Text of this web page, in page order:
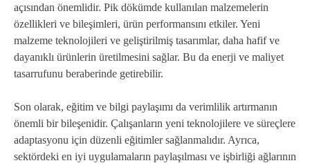
açısından önemlidir. Pik dökümde kullanılan malzemelerin
özellikleri ve bileşimleri, ürün performansını etkiler. Yeni
malzeme teknolojileri ve geliştirilmiş tasarımlar, daha hafif ve
dayanıklı ürünlerin üretilmesini sağlar. Bu da enerji ve maliyet
tasarrufunu beraberinde getirebilir.
Son olarak, eğitim ve bilgi paylaşımı da verimlilik artırmanın
önemli bir bileşenidir. Çalışanların yeni teknolojilere ve süreçlere
adaptasyonu için düzenli eğitimler sağlanmalıdır. Ayrıca,
sektördeki en iyi uygulamaların paylaşılması ve işbirliği ağlarının